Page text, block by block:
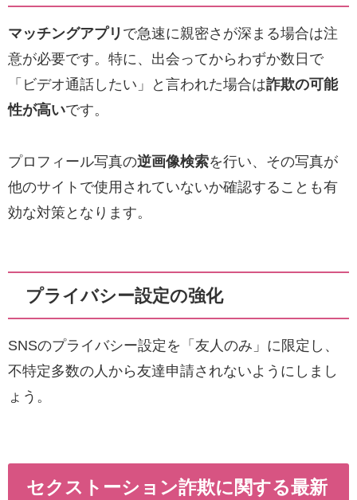
マッチングアプリ で急速に親密さが深まる場合は注
意が必要です。特に、出会ってからわずか数日で
「ビデオ通話したい」と言われた場合は詐欺の可能
性が高いです。
プロフィール写真の逆画像検索を行い、その写真が
他のサイトで使用されていないか確認することも有
効な対策となります。
プライバシー設定の強化
SNSのプライバシー設定を「友人のみ」に限定し、
不特定多数の人から友達申請されないようにしまし
ょう。
セクストーション詐欺に関する最新